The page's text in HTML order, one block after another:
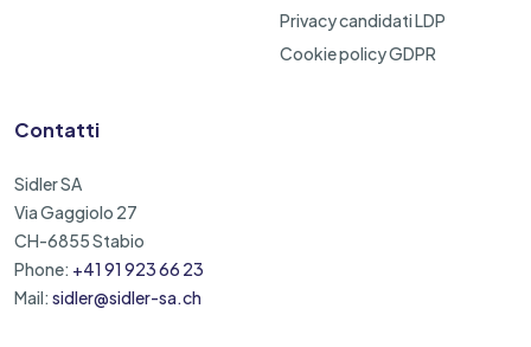
Privacy candidati LDP
Cookie policy GDPR
Contatti
Sidler SA
Via Gaggiolo 27
CH-6855 Stabio
Phone: +41 91 923 66 23
Mail: sidler@sidler-sa.ch